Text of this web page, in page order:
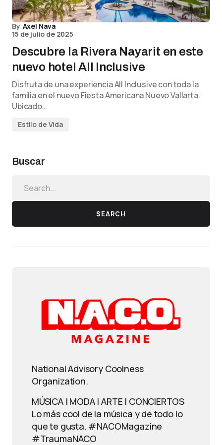
By Axel Nava
15 de julio de 2025
Descubre la Rivera Nayarit en este
nuevo hotel All Inclusive
Disfruta de una experiencia All Inclusive con toda la
familia en el nuevo Fiesta Americana Nuevo Vallarta.
Ubicado…
Estilo de Vida
Buscar
SEARCH
National Advisory Coolness
Organization.
MÚSICA | MODA | ARTE | CONCIERTOS
Lo más cool de la música y de todo lo
que te gusta. #NACOMagazine
#TraumaNACO